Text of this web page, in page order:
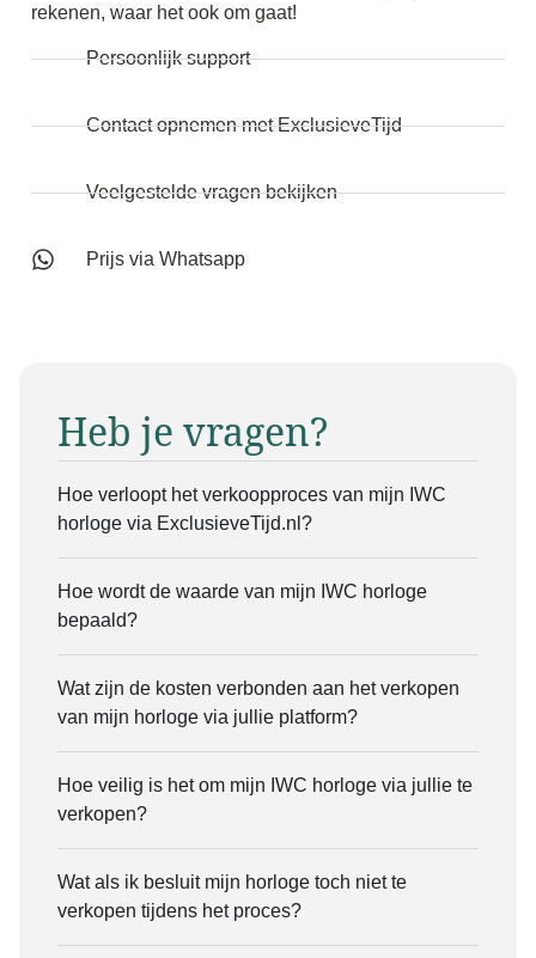
rekenen, waar het ook om gaat!
Persoonlijk support
Contact opnemen met ExclusieveTijd
Veelgestelde vragen bekijken
Prijs via Whatsapp
Heb je vragen?
Hoe verloopt het verkoopproces van mijn IWC
horloge via ExclusieveTijd.nl?
Hoe wordt de waarde van mijn IWC horloge
bepaald?
Wat zijn de kosten verbonden aan het verkopen
van mijn horloge via jullie platform?
Hoe veilig is het om mijn IWC horloge via jullie te
verkopen?
Wat als ik besluit mijn horloge toch niet te
verkopen tijdens het proces?